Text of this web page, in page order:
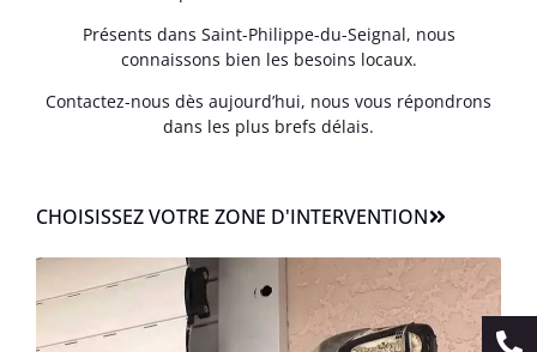
Présents dans Saint-Philippe-du-Seignal, nous
connaissons bien les besoins locaux.
Contactez-nous dès aujourd’hui, nous vous répondrons
dans les plus brefs délais.
CHOISISSEZ VOTRE ZONE D'INTERVENTION